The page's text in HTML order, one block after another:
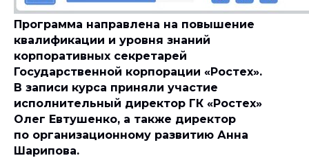
Программа направлена на повышение
квалификации и уровня знаний
корпоративных секретарей
Государственной корпорации «Ростех».
В записи курса приняли участие
исполнительный директор ГК «Ростех»
Олег Евтушенко, а также директор
по организационному развитию Анна
Шарипова.